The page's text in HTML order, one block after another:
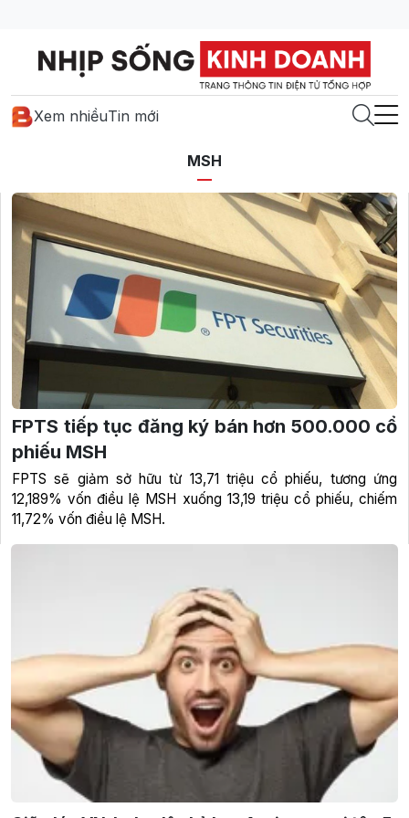
Xem nhiềuTin mới
MSH
FPTS tiếp tục đăng ký bán hơn 500.000 cổ
phiếu MSH
FPTS sẽ giảm sở hữu từ 13,71 triệu cổ phiếu, tương ứng
12,189% vốn điều lệ MSH xuống 13,19 triệu cổ phiếu, chiếm
11,72% vốn điều lệ MSH.